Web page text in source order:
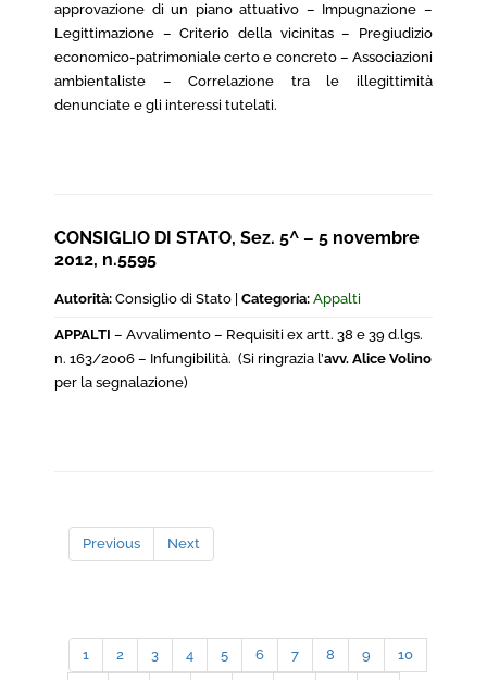
approvazione di un piano attuativo – Impugnazione –
Legittimazione – Criterio della vicinitas – Pregiudizio
economico-patrimoniale certo e concreto – Associazioni
ambientaliste – Correlazione tra le illegittimità
denunciate e gli interessi tutelati.
CONSIGLIO DI STATO, Sez. 5^ – 5 novembre
2012, n.5595
Autorità: Consiglio di Stato | Categoria: Appalti
APPALTI – Avvalimento – Requisiti ex artt. 38 e 39 d.lgs.
n. 163/2006 – Infungibilità. (Si ringrazia l’avv. Alice Volino
per la segnalazione)
Previous Next
1 2 3 4 5 6 7 8 9 10